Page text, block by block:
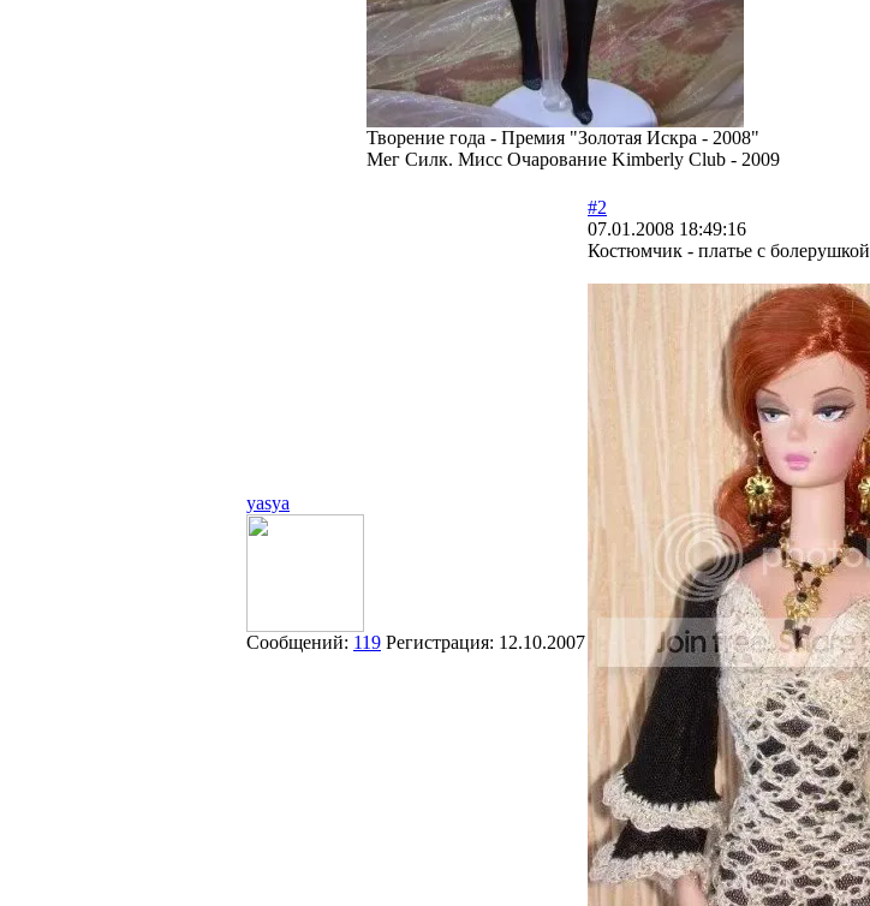
Творение года - Премия "Золотая Искра - 2008"
Мег Силк. Мисс Очарование Kimberly Club - 2009
yasya
Сообщений: 119 Регистрация: 12.10.2007
#2
07.01.2008 18:49:16
Костюмчик - платье с болерушкой